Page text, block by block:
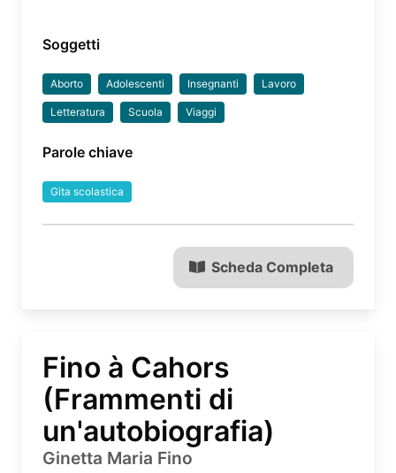
Soggetti
Aborto Adolescenti Insegnanti Lavoro
Letteratura Scuola Viaggi
Parole chiave
Gita scolastica
Scheda Completa
Fino à Cahors
(Frammenti di
un'autobiografia)
Ginetta Maria Fino